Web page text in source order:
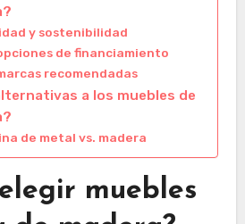
y sostenibilidad
de financiamiento
recomendadas
a los muebles de
de metal vs. madera
muebles